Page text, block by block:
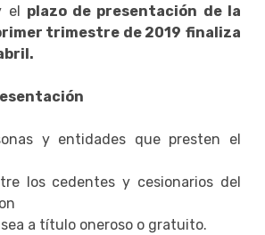
el plazo de presentación de la
trimestre de 2019 finaliza
y entidades que presten el
los cedentes y cesionarios del
a título oneroso o gratuito.